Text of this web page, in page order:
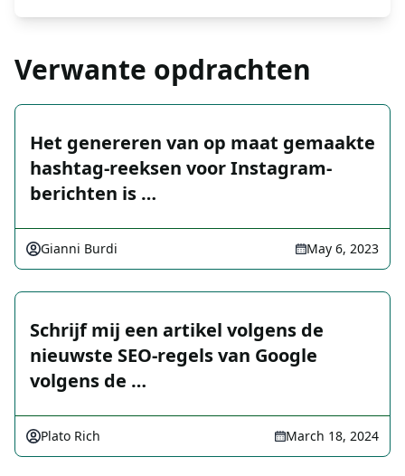
Verwante opdrachten
Het genereren van op maat gemaakte
hashtag-reeksen voor Instagram-
berichten is …
Gianni Burdi May 6, 2023
Schrijf mij een artikel volgens de
nieuwste SEO-regels van Google
volgens de …
Plato Rich March 18, 2024